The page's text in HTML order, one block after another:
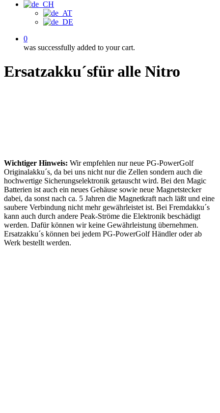
0
was successfully added to your cart.
Ersatzakku´sfür alle Nitro
Wichtiger Hinweis: Wir empfehlen nur neue PG-PowerGolf
Originalakku´s, da bei uns nicht nur die Zellen sondern auch die
hochwertige Sicherungselektronik getauscht wird. Bei den Magic
Batterien ist auch ein neues Gehäuse sowie neue Magnetstecker
dabei, da sonst nach ca. 5 Jahren die Magnetkraft nach läßt und eine
saubere Verbindung nicht mehr gewährleistet ist. Bei Fremdakku´s
kann auch durch andere Peak-Ströme die Elektronik beschädigt
werden. Dafür können wir keine Gewährleistung übernehmen.
Ersatzakku´s können bei jedem PG-PowerGolf Händler oder ab
Werk bestellt werden.